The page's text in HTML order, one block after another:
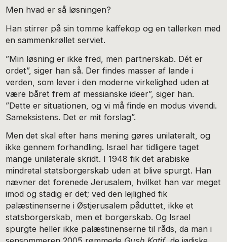
Men hvad er så løsningen?
Han stirrer på sin tomme kaffekop og en tallerken med
en sammenkrøllet serviet.
”Min løsning er ikke fred, men partnerskab. Dét er
ordet”, siger han så. Der findes masser af lande i
verden, som lever i den moderne virkelighed uden at
være båret frem af messianske ideer”, siger han.
”Dette er situationen, og vi må finde en modus vivendi.
Sameksistens. Det er mit forslag”.
Men det skal efter hans mening gøres unilateralt, og
ikke gennem forhandling. Israel har tidligere taget
mange unilaterale skridt. I 1948 fik det arabiske
mindretal statsborgerskab uden at blive spurgt. Han
nævner det forenede Jerusalem, hvilket han var meget
imod og stadig er det; ved den lejlighed fik
palæstinenserne i Østjerusalem påduttet, ikke et
statsborgerskab, men et borgerskab. Og Israel
spurgte heller ikke palæstinenserne til råds, da man i